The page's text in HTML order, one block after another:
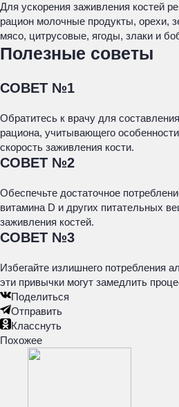
Для ускорения заживления костей
рацион молочные продукты, орехи,
мясо, цитрусовые, ягоды, злаки и
Полезные советы
СОВЕТ №1
Обратитесь к врачу для
рациона, учитывающего
скорость заживления кости.
СОВЕТ №2
Обеспечьте достаточное
витамина D и других питательных
заживления костей.
СОВЕТ №3
Избегайте излишнего потребления
эти привычки могут замедлить
Поделиться
Отправить
Класснуть
Похожее